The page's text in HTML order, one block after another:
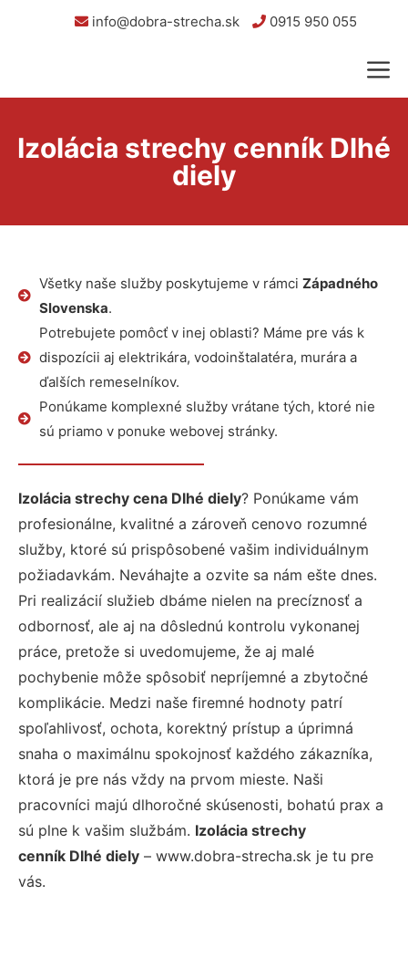
info@dobra-strecha.sk 0915 950 055
Izolácia strechy cenník Dlhé
diely
Všetky naše služby poskytujeme v rámci Západného
Slovenska.
Potrebujete pomôcť v inej oblasti? Máme pre vás k
dispozícii aj elektrikára, vodoinštalatéra, murára a
ďalších remeselníkov.
Ponúkame komplexné služby vrátane tých, ktoré nie
sú priamo v ponuke webovej stránky.
Izolácia strechy cena Dlhé diely? Ponúkame vám
profesionálne, kvalitné a zároveň cenovo rozumné
služby, ktoré sú prispôsobené vašim individuálnym
požiadavkám. Neváhajte a ozvite sa nám ešte dnes.
Pri realizácií služieb dbáme nielen na precíznosť a
odbornosť, ale aj na dôslednú kontrolu vykonanej
práce, pretože si uvedomujeme, že aj malé
pochybenie môže spôsobiť nepríjemné a zbytočné
komplikácie. Medzi naše firemné hodnoty patrí
spoľahlivosť, ochota, korektný prístup a úprimná
snaha o maximálnu spokojnosť každého zákazníka,
ktorá je pre nás vždy na prvom mieste. Naši
pracovníci majú dlhoročné skúsenosti, bohatú prax a
sú plne k vašim službám. Izolácia strechy
cenník Dlhé diely – www.dobra-strecha.sk je tu pre
vás.